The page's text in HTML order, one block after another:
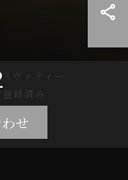
せ
ヴァティー
録済み